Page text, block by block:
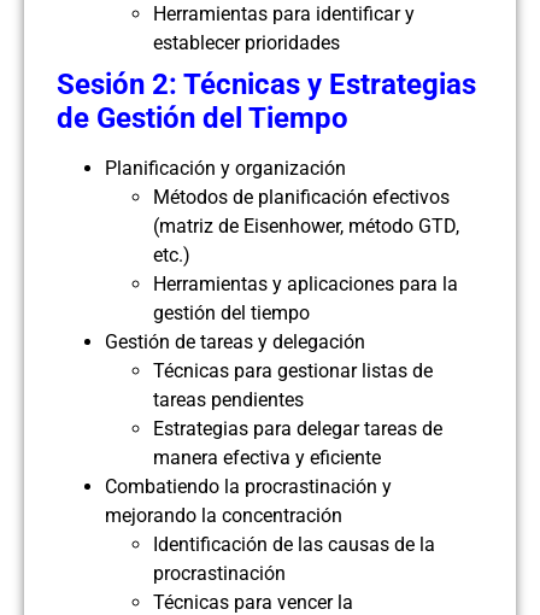
Herramientas para identificar y
establecer prioridades
Sesión 2: Técnicas y Estrategias
de Gestión del Tiempo
Planificación y organización
Métodos de planificación efectivos
(matriz de Eisenhower, método GTD,
etc.)
Herramientas y aplicaciones para la
gestión del tiempo
Gestión de tareas y delegación
Técnicas para gestionar listas de
tareas pendientes
Estrategias para delegar tareas de
manera efectiva y eficiente
Combatiendo la procrastinación y
mejorando la concentración
Identificación de las causas de la
procrastinación
Técnicas para vencer la